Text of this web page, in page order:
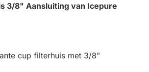
3/8" Aansluiting van Icepure
cup filterhuis met 3/8"